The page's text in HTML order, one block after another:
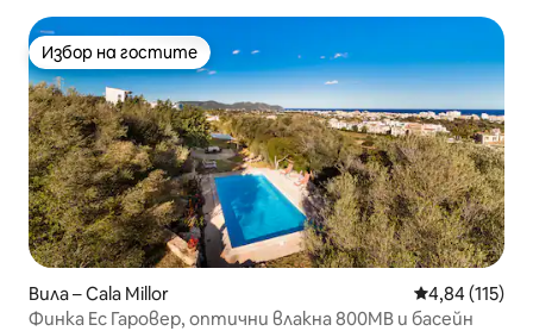
Избор на гостите
Избор на гостите
Вила – Cala Millor Средна
4,84 (115)
Финка Ес Гаровер, оптични влакна 800MB и басейн